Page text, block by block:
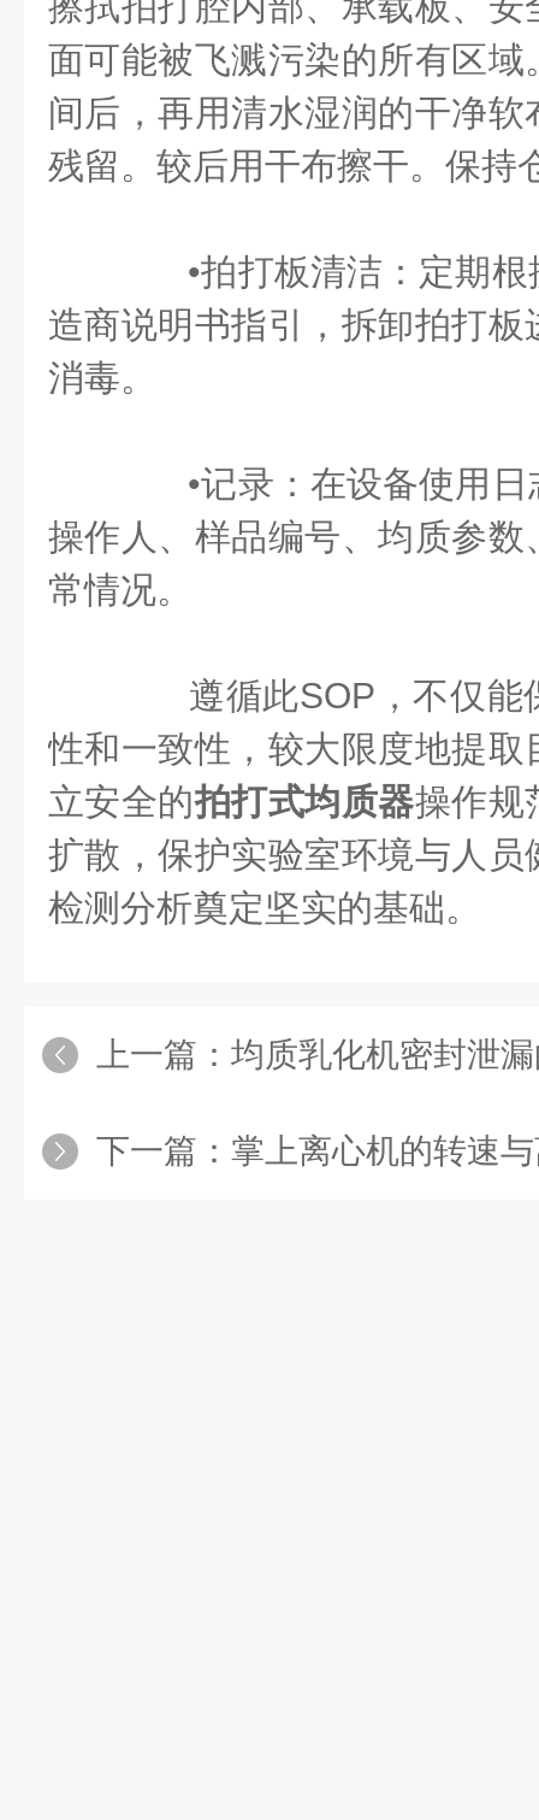
面可能被飞溅污染的所有区
间后，再用清水湿润的干净
残留。较后用干布擦干。保持
•拍打板清洁：定期根
造商说明书指引，拆卸拍打
消毒。
•记录：在设备使用日
操作人、样品编号、均质参
常情况。
遵循此SOP，不仅能
性和一致性，较大限度地提
立安全的拍打式均质器操作规
扩散，保护实验室环境与人
检测分析奠定坚实的基础。
上一篇： 均质乳化机密封泄
下一篇： 掌上离心机的转速与离心